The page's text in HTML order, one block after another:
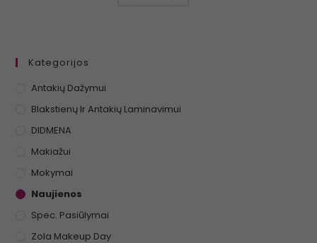
Kategorijos
Antakių Dažymui
Blakstienų Ir Antakių Laminavimui
DIDMENA
Makiažui
Mokymai
Naujienos
Spec. Pasiūlymai
Zola Makeup Day